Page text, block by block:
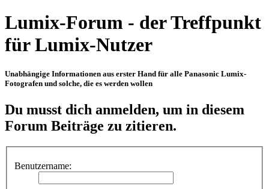
Lumix-Forum - der Treffpunkt
für Lumix-Nutzer
Unabhängige Informationen aus erster Hand für alle Panasonic Lumix-
Fotografen und solche, die es werden wollen
Du musst dich anmelden, um in diesem
Forum Beiträge zu zitieren.
Benutzername: